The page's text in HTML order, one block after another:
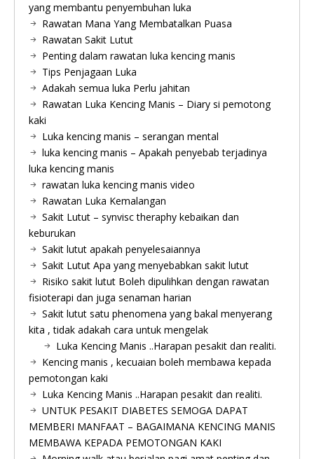
yang membantu penyembuhan luka
Rawatan Mana Yang Membatalkan Puasa
Rawatan Sakit Lutut
Penting dalam rawatan luka kencing manis
Tips Penjagaan Luka
Adakah semua luka Perlu jahitan
Rawatan Luka Kencing Manis – Diary si pemotong
kaki
Luka kencing manis – serangan mental
luka kencing manis – Apakah penyebab terjadinya
luka kencing manis
rawatan luka kencing manis video
Rawatan Luka Kemalangan
Sakit Lutut – synvisc theraphy kebaikan dan
keburukan
Sakit lutut apakah penyelesaiannya
Sakit Lutut Apa yang menyebabkan sakit lutut
Risiko sakit lutut Boleh dipulihkan dengan rawatan
fisioterapi dan juga senaman harian
Sakit lutut satu phenomena yang bakal menyerang
kita , tidak adakah cara untuk mengelak
Luka Kencing Manis ..Harapan pesakit dan realiti.
Kencing manis , kecuaian boleh membawa kepada
pemotongan kaki
Luka Kencing Manis ..Harapan pesakit dan realiti.
UNTUK PESAKIT DIABETES SEMOGA DAPAT
MEMBERI MANFAAT – BAGAIMANA KENCING MANIS
MEMBAWA KEPADA PEMOTONGAN KAKI